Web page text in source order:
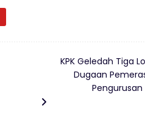
KPK Geledah Tiga
Dugaan